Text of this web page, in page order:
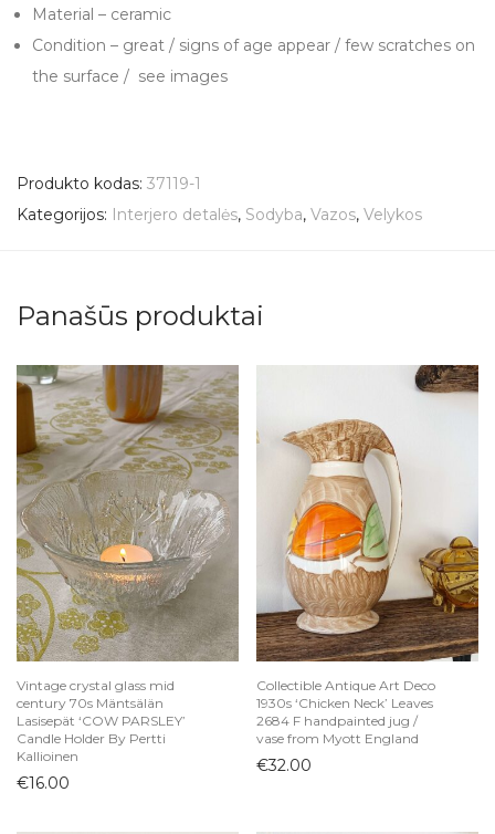
Material – ceramic
Condition – great / signs of age appear / few scratches on
the surface / see images
Produkto kodas: 37119-1
Kategorijos: Interjero detalės, Sodyba, Vazos, Velykos
Panašūs produktai
Vintage crystal glass mid
century 70s Mäntsälän
Lasisepät ‘COW PARSLEY’
Candle Holder By Pertti
Kallioinen
€16.00
Collectible Antique Art Deco
1930s ‘Chicken Neck’ Leaves
2684 F handpainted jug /
vase from Myott England
€32.00